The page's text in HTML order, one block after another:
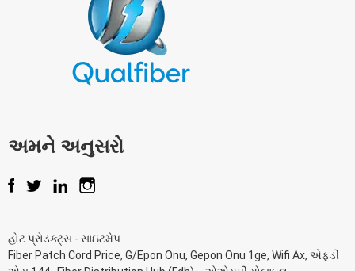
અમને અનુસરો
હોટ પ્રોડક્ટ્સ - સાઇટમેપ
Fiber Patch Cord Price, G/Epon Onu, Gepon Onu 1ge, Wifi Ax, એફડી